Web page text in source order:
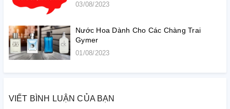
03/08/2023
Nước Hoa Dành Cho Các Chàng Trai
Gymer
01/08/2023
VIẾT BÌNH LUẬN CỦA BẠN